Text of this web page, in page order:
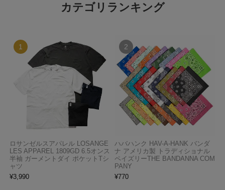
カテゴリランキング
ロサンゼルスアパレル LOSANGE
LES APPAREL 1809GD 6.5オンス
半袖 ガーメントダイ ポケットTシ
ャツ
¥3,990
ハバハンク HAV-A-HANK バンダ
ナ アメリカ製 トラディショナル
ペイズリーTHE BANDANNA COM
PANY
¥770